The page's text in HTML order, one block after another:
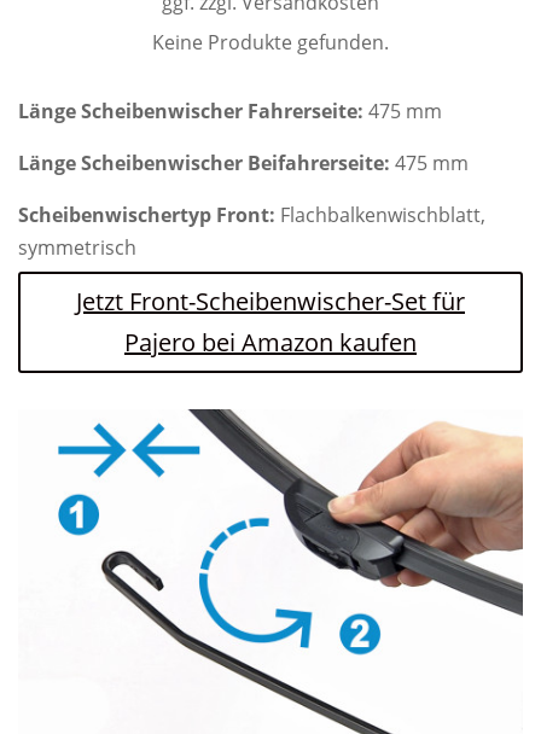
Keine Produkte gefunden.
Länge Scheibenwischer Fahrerseite: 475 mm
Länge Scheibenwischer Beifahrerseite: 475 mm
Scheibenwischertyp Front: Flachbalkenwischblatt,
symmetrisch
Jetzt Front-Scheibenwischer-Set für
Pajero bei Amazon kaufen